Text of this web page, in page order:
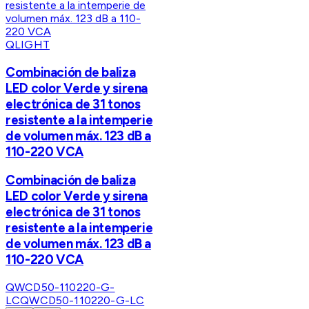
QLIGHT
Combinación de baliza
LED color Verde y sirena
electrónica de 31 tonos
resistente a la intemperie
de volumen máx. 123 dB a
110-220 VCA
Combinación de baliza
LED color Verde y sirena
electrónica de 31 tonos
resistente a la intemperie
de volumen máx. 123 dB a
110-220 VCA
QWCD50-110220-G-
LCQWCD50-110220-G-LC